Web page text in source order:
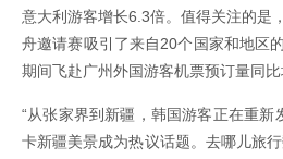
意大利游客增长6.3倍。值得关注的是
舟邀请赛吸引了来自20个国家和地区
期间飞赴广州外国游客机票预订量同比
“从张家界到新疆，韩国游客正在重新
卡新疆美景成为热议话题。去哪儿旅